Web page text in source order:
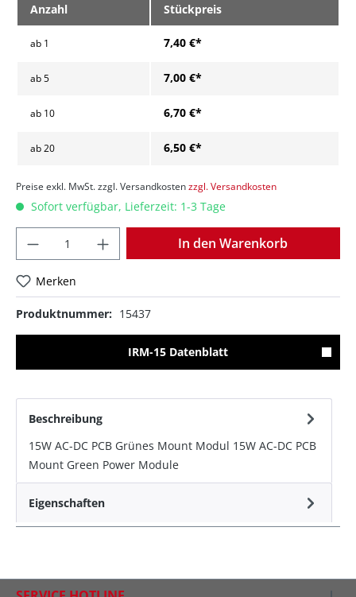
Anzahl Stückpreis
ab 1 7,40 €*
ab5 7,00 €*
ab 10 6,70 €*
ab20 6,50 €*
Preise exkl. MwSt. zzgl. Versandkostenzzgl. Versandkosten
Sofort verfügbar, Lieferzeit: 1-3 Tage
In den Warenkorb
Merken
Produktnummer: 15437
IRM-15 Datenblatt
Beschreibung
15W AC-DC PCB Grünes Mount Modul 15W AC-DC PCB
Mount Green Power Module
Eigenschaften